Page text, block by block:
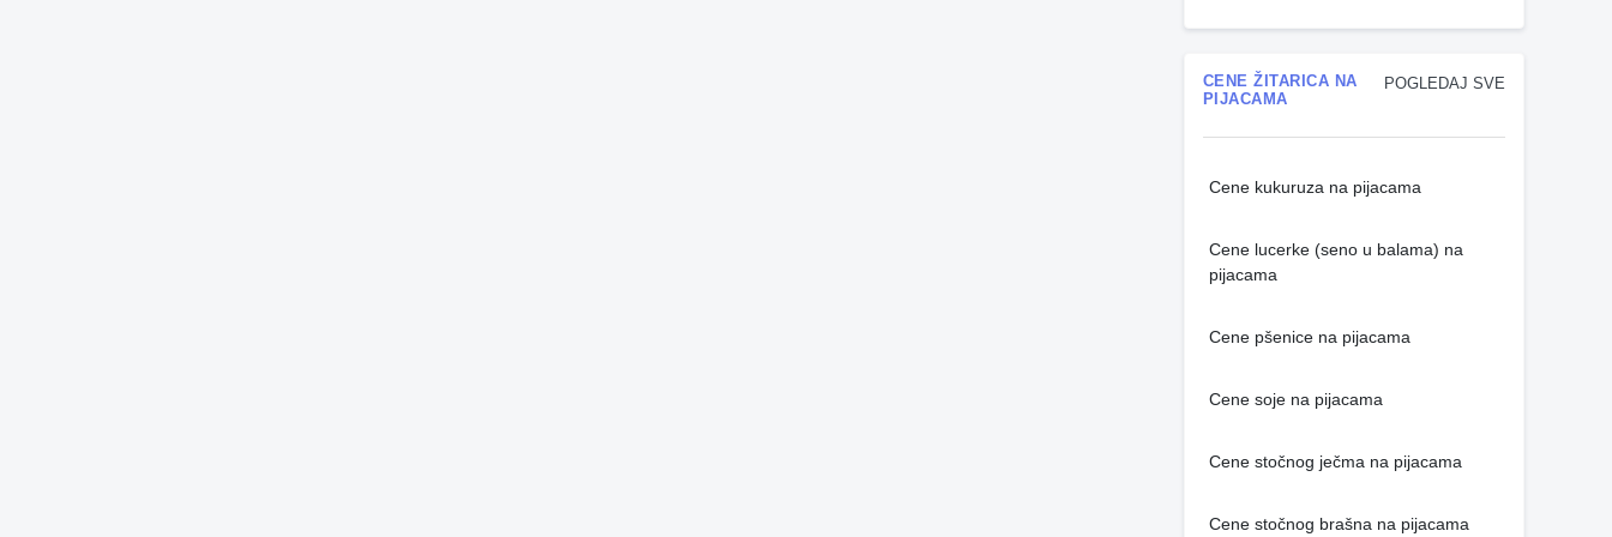
POGLEDAJ SVE
CENE ŽITARICA NA
PIJACAMA
Cene kukuruza na pijacama
Cene lucerke (seno u balama) na
pijacama
Cene pšenice na pijacama
Cene soje na pijacama
Cene stočnog ječma na pijacama
Cene stočnog brašna na pijacama